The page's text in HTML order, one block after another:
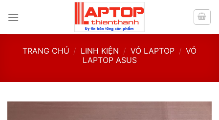
TRANG CHỦ / LINH KIỆN / VỎ LAPTOP / VỎ
LAPTOP ASUS